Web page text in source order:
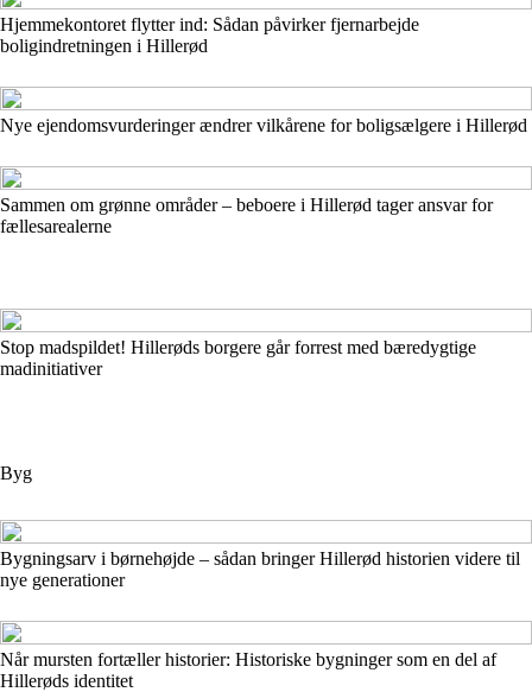
Hjemmekontoret flytter ind: Sådan påvirker fjernarbejde
boligindretningen i Hillerød
Nye ejendomsvurderinger ændrer vilkårene for boligsælgere i Hillerød
Sammen om grønne områder – beboere i Hillerød tager ansvar for
fællesarealerne
Stop madspildet! Hillerøds borgere går forrest med bæredygtige
madinitiativer
Byg
Bygningsarv i børnehøjde – sådan bringer Hillerød historien videre til
nye generationer
Når mursten fortæller historier: Historiske bygninger som en del af
Hillerøds identitet